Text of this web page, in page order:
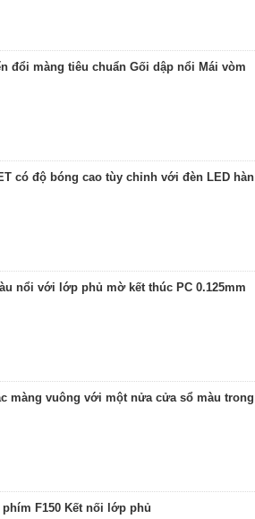
đổi màng tiêu chuẩn Gối dập nổi Mái vòm
có độ bóng cao tùy chỉnh với đèn LED hàn
nổi với lớp phủ mờ kết thúc PC 0.125mm
màng vuông với một nửa cửa sổ màu trong
F150 Kết nối lớp phủ